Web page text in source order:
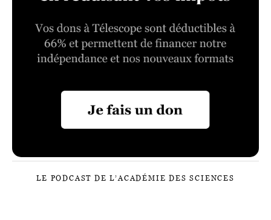
LE PODCAST DE L’ACADÉMIE DES SCIENCES